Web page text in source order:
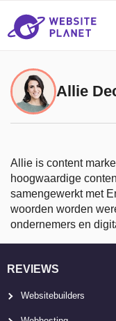
Allie
Allie is content
hoogwaardige
samengewerkt met
woorden worden
ondernemers en
REVIEWS
Websitebuilders